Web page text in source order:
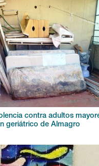
contra adultos
geriátrico de Almagro